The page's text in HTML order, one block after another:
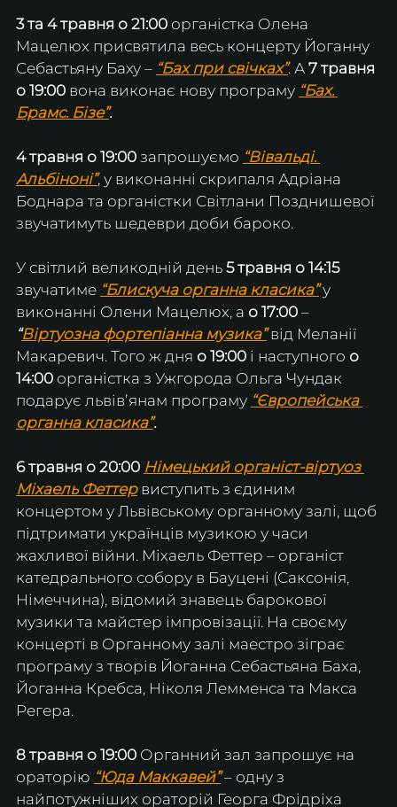
3 та 4 травня о 21:00 органістка Олена
Мацелюх присвятила весь концерту Йоганну
Себастьяну Баху – “Бах при свічках”. А 7 травня
о 19:00 вона виконає нову програму “Бах.
Брамс. Бізе”.
4 травня о 19:00 запрошуємо “Вівальді.
Альбіноні”, у виконанні скрипаля Адріана
Боднара та органістки Світлани Позднишевої
звучатимуть шедеври доби бароко.
У світлий великодній день 5 травня о 14:15
звучатиме “Блискуча органна класика” у
виконанні Олени Мацелюх, а о 17:00 –
“Віртуозна фортепіанна музика” від Меланії
Макаревич. Того ж дня о 19:00 і наступного о
14:00 органістка з Ужгорода Ольга Чундак
подарує львівʼянам програму “Європейська
органна класика”.
6 травня о 20:00 Німецький органіст-віртуоз
Міхаель Феттер виступить з єдиним
концертом у Львівському органному залі, щоб
підтримати українців музикою у часи
жахливої війни. Міхаель Феттер – органіст
катедрального собору в Бауцені (Саксонія,
Німеччина), відомий знавець барокової
музики та майстер імпровізації. На своєму
концерті в Органному залі маестро зіграє
програму з творів Йоганна Себастьяна Баха,
Йоганна Кребса, Ніколя Лемменса та Макса
Регера.
8 травня о 19:00 Органний зал запрошує на
ораторію “Юда Маккавей” – одну з
найпотужніших ораторій Георга Фрідріха